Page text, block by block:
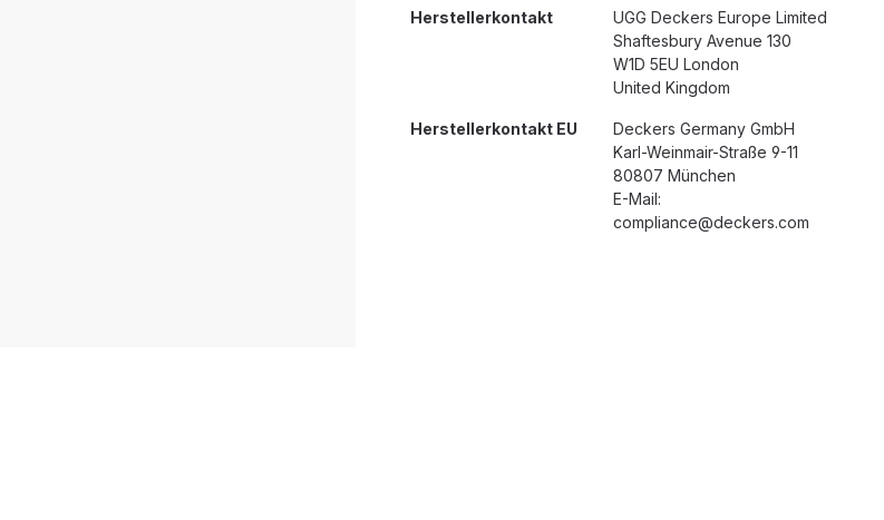
Herstellerkontakt
UGG Deckers Europe Limited
Shaftesbury Avenue 130
W1D 5EU London
United Kingdom
Herstellerkontakt EU
Deckers Germany GmbH
Karl-Weinmair-Straße 9-11
80807 München
E-Mail:
compliance@deckers.com